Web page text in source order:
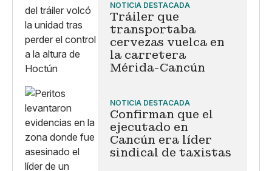
NOTICIA DESTACADA
Tráiler que
transportaba
cervezas vuelca en
la carretera
Mérida-Cancún
NOTICIA DESTACADA
Confirman que el
ejecutado en
Cancún era líder
sindical de taxistas